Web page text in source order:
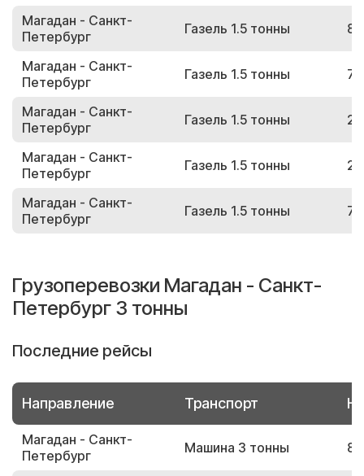
Магадан - Санкт-
Петербург
Газель 1.5 тонны
Магадан - Санкт-
Петербург
Газель 1.5 тонны
Магадан - Санкт-
Петербург
Газель 1.5 тонны
Магадан - Санкт-
Петербург
Газель 1.5 тонны
Магадан - Санкт-
Петербург
Газель 1.5 тонны
Грузоперевозки Магадан - Санкт-
Петербург 3 тонны
Последние рейсы
Направление Транспорт
Магадан - Санкт-
Петербург
Машина 3 тонны